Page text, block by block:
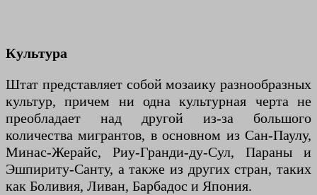
Культура
Штат представляет собой мозаику разнообразных
культур, причем ни одна культурная черта не
преобладает над другой из-за большого
количества мигрантов, в основном из Сан-Паулу,
Минас-Жерайс, Риу-Гранди-ду-Сул, Параны и
Эшпириту-Санту, а также из других стран, таких
как Боливия, Ливан, Барбадос и Япония.